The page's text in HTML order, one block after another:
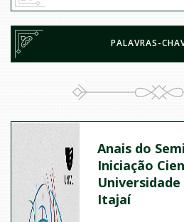
PALAVRAS-
Anais do
Iniciação
Itajaí